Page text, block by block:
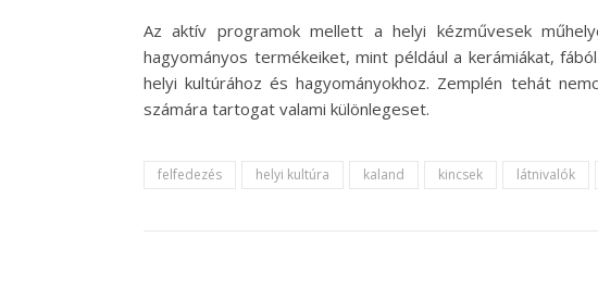
Az aktív programok mellett a helyi kézművesek
hagyományos termékeiket, mint például a kerámiákat,
helyi kultúrához és hagyományokhoz. Zemplén tehát
számára tartogat valami különlegeset.
felfedezés helyi kultúra kaland kincsek látnivalók